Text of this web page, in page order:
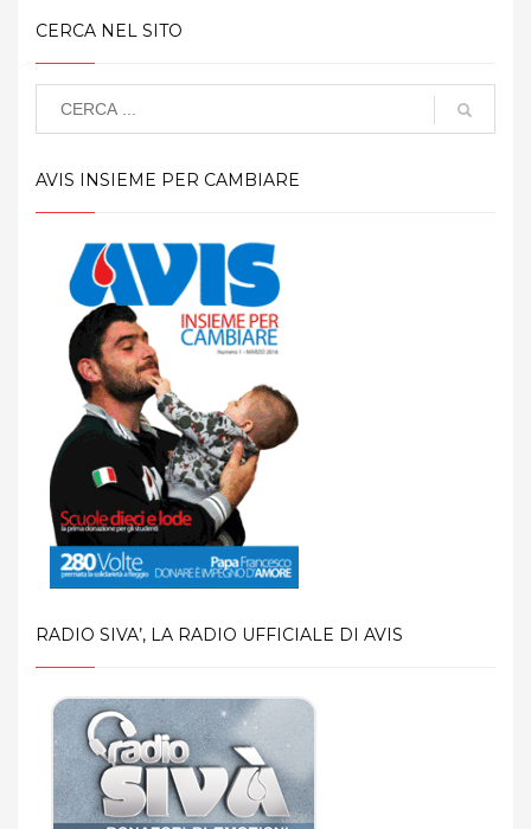
CERCA NEL SITO
AVIS INSIEME PER CAMBIARE
RADIO SIVA’, LA RADIO UFFICIALE DI AVIS